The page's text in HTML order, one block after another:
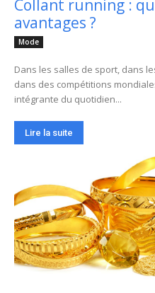
Collant running :
avantages ?
Mode
Dans les salles de sport, dans
dans des compétitions
intégrante du quotidien...
Lire la suite